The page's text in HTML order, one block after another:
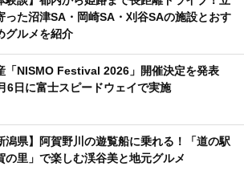
った沼津SA・岡崎SA・刈谷SAの施設とおす
グルメを紹介
「NISMO Festival 2026」開催決定を発表
6日に富士スピードウェイで実施
潟県】阿賀野川の遊覧船に乗れる！「道の駅
の里」で楽しむ渓谷美と地元グルメ